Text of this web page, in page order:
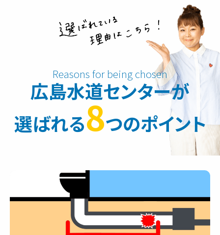
広島水道センターが
選ばれる8つのポイント